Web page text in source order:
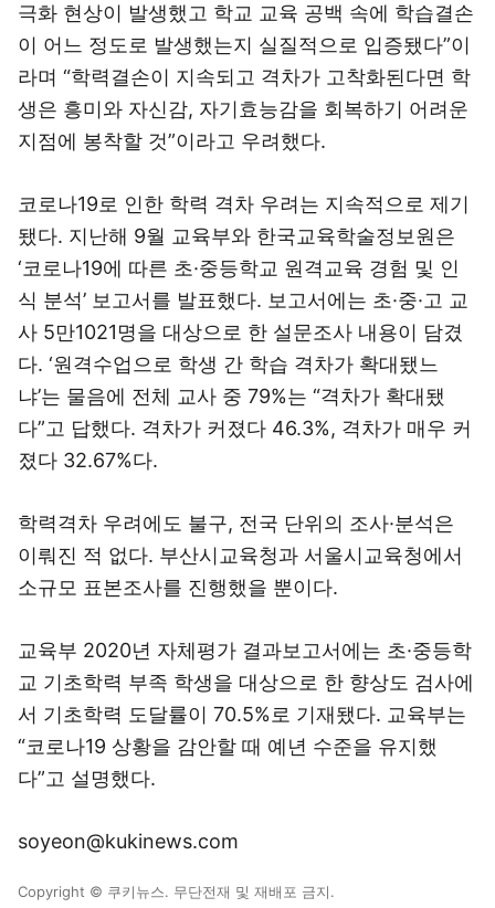
극화 현상이 발생했고 학교 교육 공백 속에 학습결손
이 어느 정도로 발생했는지 실질적으로 입증됐다”이
라며 “학력결손이 지속되고 격차가 고착화된다면 학
생은 흥미와 자신감, 자기효능감을 회복하기 어려운
지점에 봉착할 것”이라고 우려했다.
코로나19로 인한 학력 격차 우려는 지속적으로 제기
됐다. 지난해 9월 교육부와 한국교육학술정보원은
‘코로나19에 따른 초·중등학교 원격교육 경험 및 인
식 분석’ 보고서를 발표했다. 보고서에는 초·중·고 교
사 5만1021명을 대상으로 한 설문조사 내용이 담겼
다. ‘원격수업으로 학생 간 학습 격차가 확대됐느
냐’는 물음에 전체 교사 중 79%는 “격차가 확대됐
다”고 답했다. 격차가 커졌다 46.3%, 격차가 매우 커
졌다 32.67%다.
학력격차 우려에도 불구, 전국 단위의 조사·분석은
이뤄진 적 없다. 부산시교육청과 서울시교육청에서
소규모 표본조사를 진행했을 뿐이다.
교육부 2020년 자체평가 결과보고서에는 초·중등학
교 기초학력 부족 학생을 대상으로 한 향상도 검사에
서 기초학력 도달률이 70.5%로 기재됐다. 교육부는
“코로나19 상황을 감안할 때 예년 수준을 유지했
다”고 설명했다.
soyeon@kukinews.com
Copyright © 쿠키뉴스. 무단전재 및 재배포 금지.